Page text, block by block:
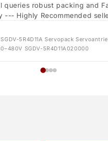
queries robust packing and
--- Highly Recommended
5R4D11A Servopack
SGDV-5R4D11A020000